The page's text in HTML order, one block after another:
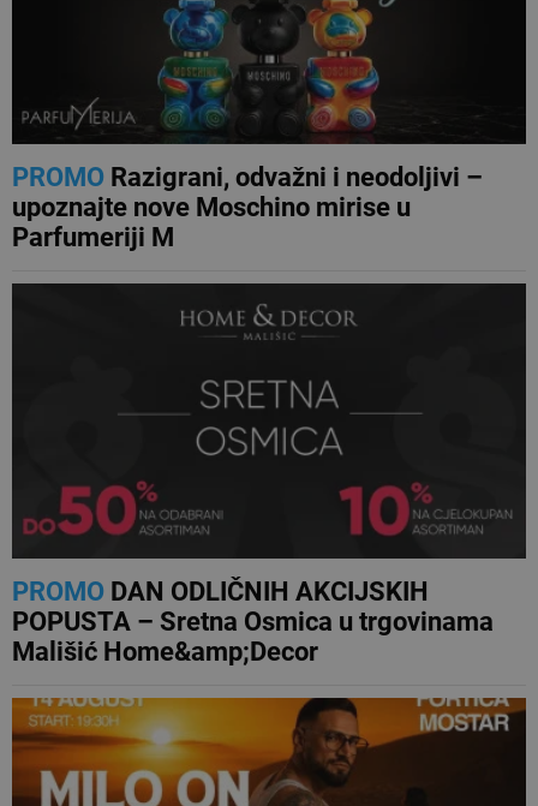
PROMORazigrani, odvažni i neodoljivi –
upoznajte nove Moschino mirise u
Parfumeriji M
PROMODAN ODLIČNIH AKCIJSKIH
POPUSTA – Sretna Osmica u trgovinama
Mališić Home&amp;Decor